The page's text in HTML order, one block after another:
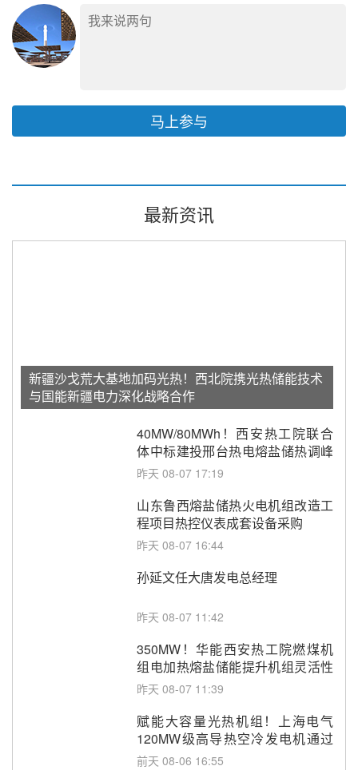
马上参与
最新资讯
新疆沙戈荒大基地加码光热！西北院携光热储能技术
与国能新疆电力深化战略合作
40MW/80MWh！西安热工院联合
体中标建投邢台热电熔盐储热调峰
调频改造EPC项目
昨天 08-07 17:19
山东鲁西熔盐储热火电机组改造工
程项目热控仪表成套设备采购
昨天 08-07 16:44
孙延文任大唐发电总经理
昨天 08-07 11:42
350MW！华能西安热工院燃煤机
组电加热熔盐储能提升机组灵活性
改造项目初步设计第三方评审服务
昨天 08-07 11:39
赋能大容量光热机组！上海电气
120MW级高导热空冷发电机通过
型式试验
前天 08-06 16:55